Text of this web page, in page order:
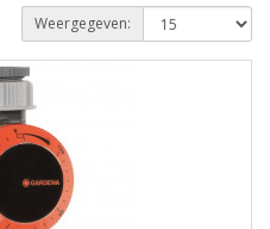
Weergegeven: